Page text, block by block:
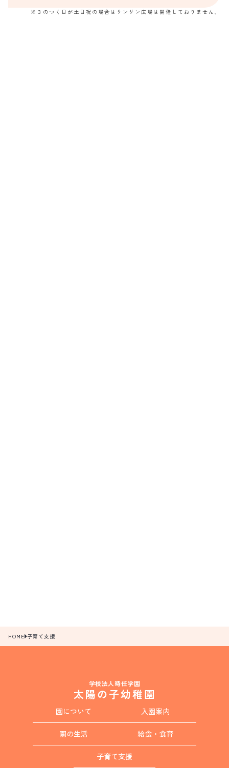
※３のつく日が土日祝の場合はサンサン広場は開催しておりません。
HOME 子育て支援
学校法人時任学園
太陽の子幼稚園
園について 入園案内
園の生活 給食・食育
子育て支援